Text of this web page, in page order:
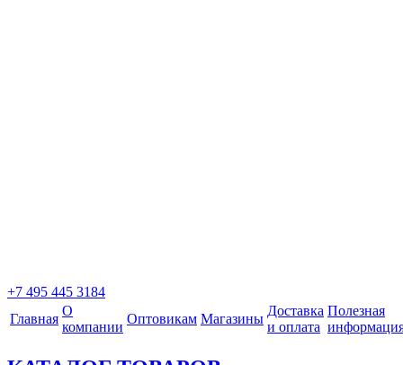
+7 495 445 3184
Главная
О
компании
Оптовикам Магазины
Доставка
и оплата
Полезная